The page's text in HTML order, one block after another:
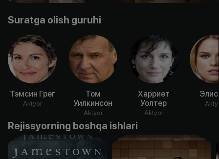
Suratga olish guruhi
Тэмсин Грег
Aktyor
Том
Уилкинсон
Aktyor
Харриет
Уолтер
Aktyor
Rejissyorning boshqa ishlari